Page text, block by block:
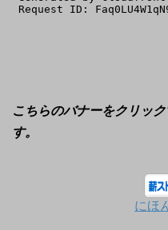
こちらのバナーをクリッ
す。
にほ